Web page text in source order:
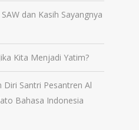
dan Kasih Sayangnya
Kita Menjadi Yatim?
Diri Santri Pesantren Al
Bahasa Indonesia